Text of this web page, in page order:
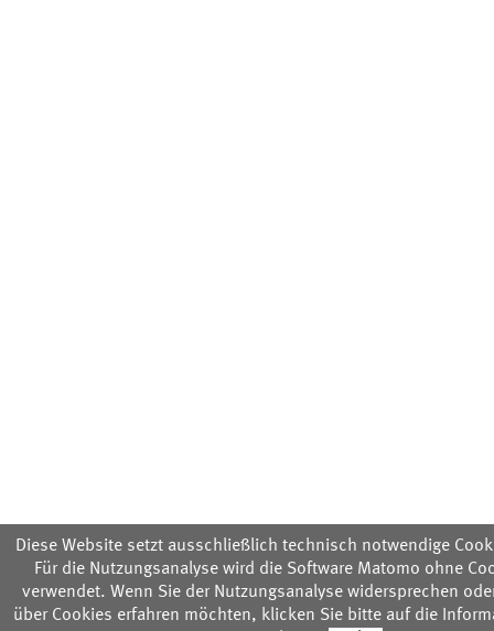
Diese Website setzt ausschließlich technisch notwendige
Für die Nutzungsanalyse wird die Software Matomo ohne
verwendet. Wenn Sie der Nutzungsanalyse widersprechen
über Cookies erfahren möchten, klicken Sie bitte auf die